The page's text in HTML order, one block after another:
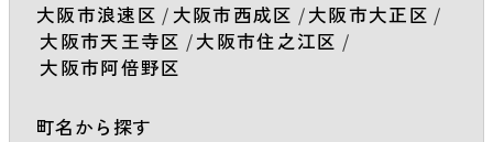
大阪市浪速区 / 大阪市西成区 /大阪市大正区 /
大阪市天王寺区 /大阪市住之江区 /
大阪市阿倍野区
町名から探す